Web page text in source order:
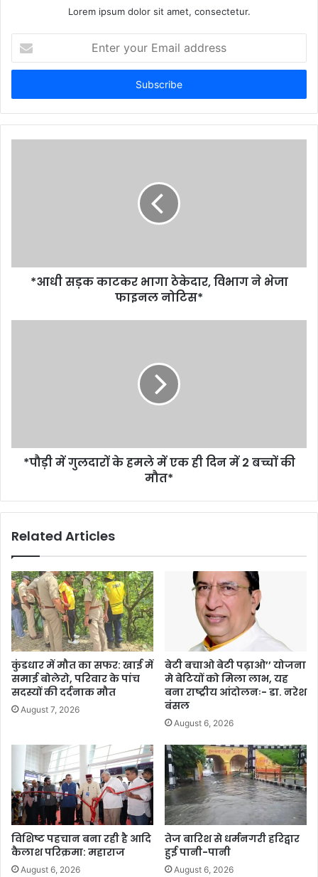
Lorem ipsum dolor sit amet, consectetur.
your
Email
*आधी सड़क काटकर भागा ठेकेदार, विभाग ने भेजा
फाइनल नोटिस*
*पौड़ी में गुलदारों के हमले में एक ही दिन में 2 बच्चों की
मौत*
Related Articles
कुंडधार में मौत का सफर: खाई में
समाई बोलेरो, परिवार के पांच
सदस्यों की दर्दनाक मौत
August 7, 2026
बेटी बचाओ बेटी पढ़ाओ’’ योजना
मे बेटियों को मिला लाभ, यह
बना राष्ट्रीय आंदोलनः- डा. नरेश
बंसल
August 6, 2026
विशिष्ट पहचान बना रही है आदि
कैलाश परिक्रमा: महाराज
August 6, 2026
तेज बारिश से धर्मनगरी हरिद्वार
हुई पानी-पानी
August 6, 2026